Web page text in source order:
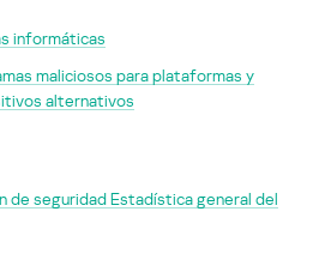
informáticas
maliciosos para plataformas y
alternativos
de seguridad Estadística general del